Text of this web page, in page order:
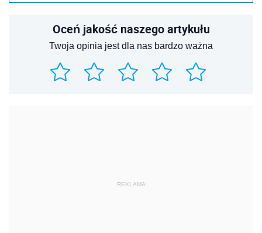
Oceń jakość naszego artykułu
Twoja opinia jest dla nas bardzo ważna
REKLAMA